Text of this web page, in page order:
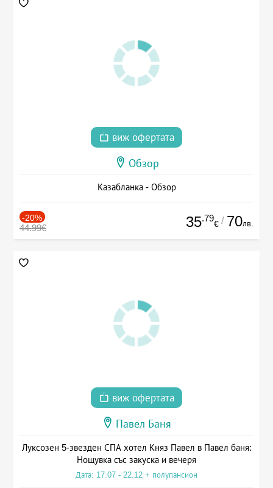
виж офертата
Обзор
Казабланка - Обзор
-20%
44.99€ 35.79
€ / 70лв.
виж офертата
Павел Баня
Луксозен 5-звезден СПА хотел Княз Павел в Павел баня:
Нощувка със закуска и вечеря
Дата: 17.07 - 22.12 + полупансион